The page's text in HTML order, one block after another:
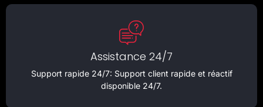
Assistance 24/7
Support rapide 24/7: Support client rapide et réactif
disponible 24/7.